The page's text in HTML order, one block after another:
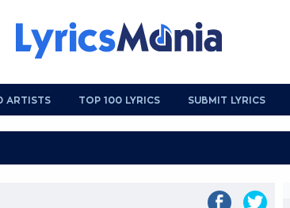
ARTISTS TOP 100 LYRICS SUBMIT LYRICS